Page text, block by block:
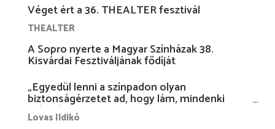
Véget ért a 36. THEALTER fesztivál
THEALTER
A Sopro nyerte a Magyar Színházak 38.
Kisvárdai Fesztiváljának fődíját
„Egyedül lenni a színpadon olyan
biztonságérzetet ad, hogy lám, mindenki
más nélkül is megvagyok magammal…”
Lovas Ildikó